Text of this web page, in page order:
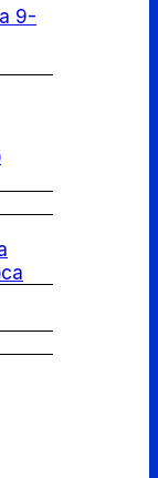
9-